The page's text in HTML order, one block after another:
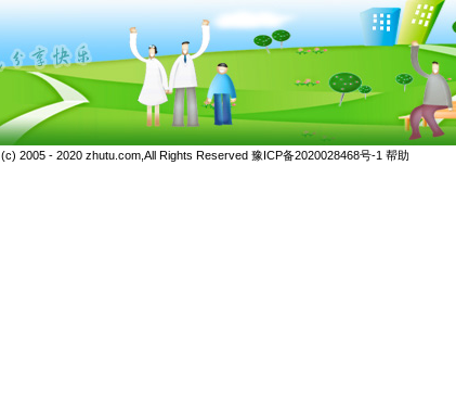
(c) 2005 - 2020 zhutu.com,All Rights Reserved 豫ICP备2020028468号-1 帮助